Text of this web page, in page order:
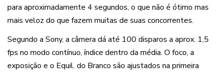
para aproximadamente 4 segundos, o que não é ótimo mas
mais veloz do que fazem muitas de suas concorrentes.
Segundo a Sony, a câmera dá até 100 disparos a aprox. 1,5
fps no modo contínuo, índice dentro da média. O foco, a
exposição e o Equil. do Branco são ajustados na primeira